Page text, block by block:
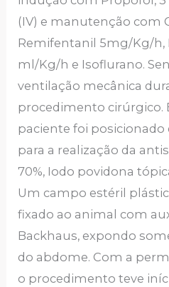
(IV) e manutenção com
Remifentanil 5mg/Kg/h,
ml/Kg/h e Isoflurano.
ventilação mecânica
procedimento cirúrgico.
paciente foi posicionado
para a realização da
70%, Iodo povidona
Um campo estéril
fixado ao animal com
Backhaus, expondo
do abdome. Com a
o procedimento teve